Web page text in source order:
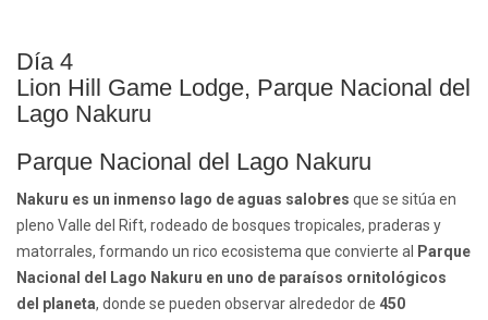
Día 4
Lion Hill Game Lodge, Parque Nacional del
Lago Nakuru
Parque Nacional del Lago Nakuru
Nakuru es un inmenso lago de aguas salobres que se sitúa en
pleno Valle del Rift, rodeado de bosques tropicales, praderas y
matorrales, formando un rico ecosistema que convierte al Parque
Nacional del Lago Nakuru en uno de paraísos ornitológicos
del planeta, donde se pueden observar alrededor de 450